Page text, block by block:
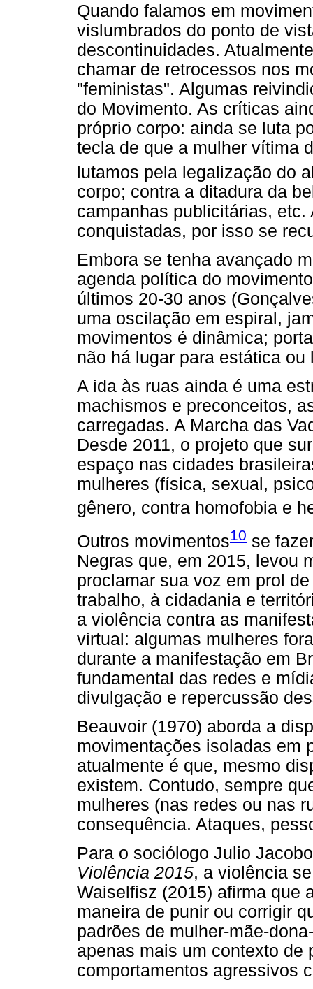
Quando falamos em
vislumbrados do ponto de
descontinuidades.
chamar de retrocessos nos
"feministas". Algumas
do Movimento. As críticas
próprio corpo: ainda se luta
tecla de que a mulher vítima
lutamos pela legalização do
corpo; contra a ditadura da
campanhas publicitárias,
conquistadas, por isso se
Embora se tenha avançado
agenda política do
últimos 20-30 anos
uma oscilação em espiral,
movimentos é dinâmica;
não há lugar para estática ou
A ida às ruas ainda é uma
machismos e preconceitos,
carregadas. A Marcha das
Desde 2011, o projeto que
espaço nas cidades
mulheres (física, sexual,
gênero, contra homofobia e
Outros movimentos10 se
Negras que, em 2015, levou
proclamar sua voz em prol
trabalho, à cidadania e
a violência contra as
virtual: algumas mulheres
durante a manifestação em
fundamental das redes e
divulgação e repercussão
Beauvoir (1970) aborda a
movimentações isoladas em
atualmente é que, mesmo
existem. Contudo, sempre
mulheres (nas redes ou nas
consequência. Ataques,
Para o sociólogo Julio
Violência 2015, a violência
Waiselfisz (2015) afirma que
maneira de punir ou corrigir
padrões de mulher-mãe-
apenas mais um contexto de
comportamentos agressivos